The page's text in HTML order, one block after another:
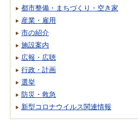
都市整備・まちづくり・空き家
産業・雇用
市の紹介
施設案内
広報・広聴
行政・計画
選挙
防災・救急
新型コロナウイルス関連情報